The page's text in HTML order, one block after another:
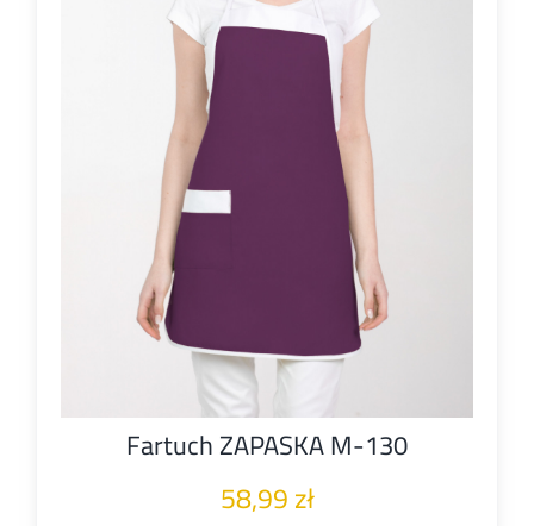
Fartuch ZAPASKA M-130
58,99zł